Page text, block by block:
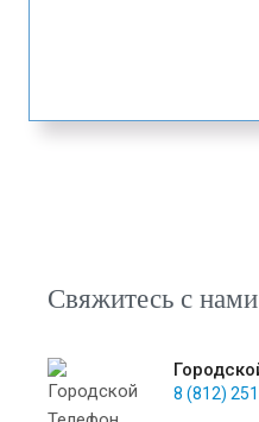
Свяжитесь с
8 (812)